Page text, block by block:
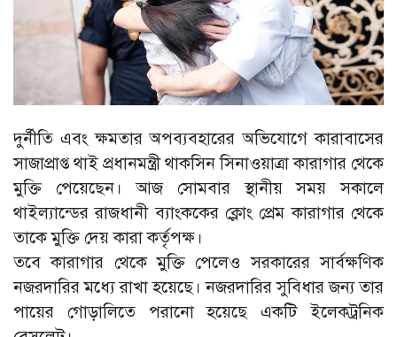
দুর্নীতি এবং ক্ষমতার অপব্যবহারের অভিযোগে কারাবাসের
সাজাপ্রাপ্ত থাই প্রধানমন্ত্রী থাকসিন সিনাওয়াত্রা কারাগার থেকে
মুক্তি পেয়েছেন। আজ সোমবার স্থানীয় সময় সকালে
থাইল্যান্ডের রাজধানী ব্যাংককের ক্লোং প্রেম কারাগার থেকে
তাকে মুক্তি দেয় কারা কর্তৃপক্ষ।
তবে কারাগার থেকে মুক্তি পেলেও সরকারের সার্বক্ষণিক
নজরদারির মধ্যে রাখা হয়েছে। নজরদারির সুবিধার জন্য তার
পায়ের গোড়ালিতে পরানো হয়েছে একটি ইলেকট্রনিক